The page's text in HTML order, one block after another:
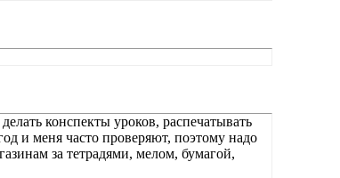
конспекты уроков, распечатывать
и меня часто проверяют, поэтому надо
за тетрадями, мелом, бумагой,